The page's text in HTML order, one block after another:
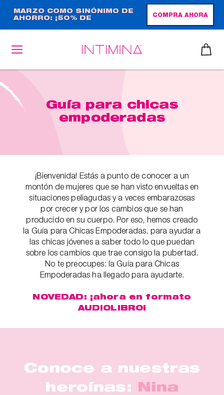
contenido
principal
MARZO COMO SINÓNIMO DE
AHORRO: ¡50% DE
TAMAÑO NORMAL!
COMPRA AHORA
Guía para chicas
empoderadas
¡Bienvenida! Estás a punto de conocer a un
montón de mujeres que se han visto envueltas en
situaciones peliagudas y a veces embarazosas
por crecer y por los cambios que se han
producido en su cuerpo. Por eso, hemos creado
la Guía para Chicas Empoderadas, para ayudar a
las chicas jóvenes a saber todo lo que puedan
sobre los cambios que trae consigo la pubertad.
No te preocupes: la Guía para Chicas
Empoderadas ha llegado para ayudarte.
NOVEDAD: ¡ahora en formato
AUDIOLIBRO!
Conoce a nuestras
heroínas: Nina